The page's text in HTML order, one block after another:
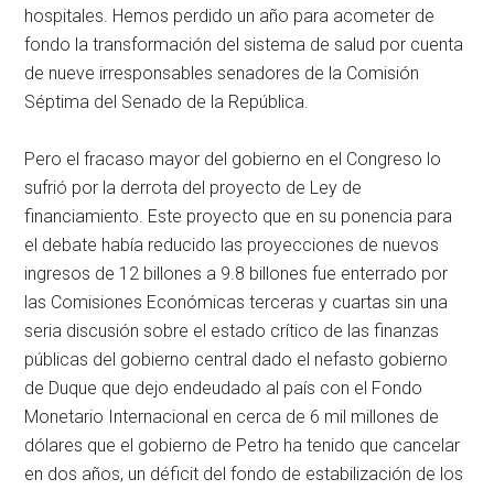
hospitales. Hemos perdido un año para acometer de
fondo la transformación del sistema de salud por cuenta
de nueve irresponsables senadores de la Comisión
Séptima del Senado de la República.
Pero el fracaso mayor del gobierno en el Congreso lo
sufrió por la derrota del proyecto de Ley de
financiamiento. Este proyecto que en su ponencia para
el debate había reducido las proyecciones de nuevos
ingresos de 12 billones a 9.8 billones fue enterrado por
las Comisiones Económicas terceras y cuartas sin una
seria discusión sobre el estado crítico de las finanzas
públicas del gobierno central dado el nefasto gobierno
de Duque que dejo endeudado al país con el Fondo
Monetario Internacional en cerca de 6 mil millones de
dólares que el gobierno de Petro ha tenido que cancelar
en dos años, un déficit del fondo de estabilización de los